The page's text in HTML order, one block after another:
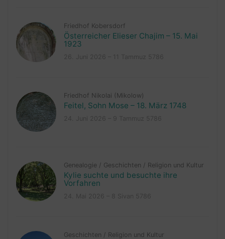
Friedhof Kobersdorf
Österreicher Elieser Chajim – 15. Mai
1923
Friedhof Nikolai (Mikolow)
Feitel, Sohn Mose – 18. März 1748
Genealogie / Geschichten / Religion und Kultur
Kylie suchte und besuchte ihre
Vorfahren
Geschichten / Religion und Kultur